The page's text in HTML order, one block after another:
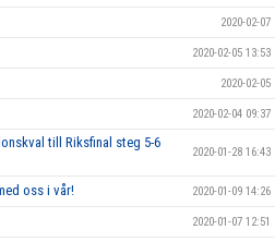
2020-02-07
2020-02-05 13:53
2020-02-05
2020-02-04 09:37
till Riksfinal steg 5-6
2020-01-28 16:43
oss i vår! 2020-01-09 14:26
2020-01-07 12:51